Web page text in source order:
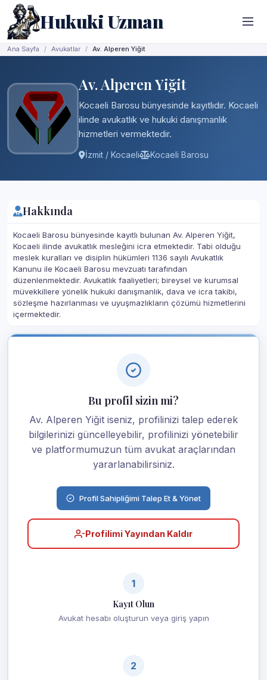
Hukuki Uzman
Ana Sayfa Avukatlar Av. Alperen Yiğit
Av. Alperen Yiğit
Kocaeli Barosu bünyesinde kayıtlıdır. Kocaeli
ilinde avukatlık ve hukuki danışmanlık
hizmetleri vermektedir.
İzmit / Kocaeli Kocaeli Barosu
Hakkında
Kocaeli Barosu bünyesinde kayıtlı bulunan Av. Alperen Yiğit,
Kocaeli ilinde avukatlık mesleğini icra etmektedir. Tabi olduğu
meslek kuralları ve disiplin hükümleri 1136 sayılı Avukatlık
Kanunu ile Kocaeli Barosu mevzuatı tarafından
düzenlenmektedir. Avukatlık faaliyetleri; bireysel ve kurumsal
müvekkillere yönelik hukuki danışmanlık, dava ve icra takibi,
sözleşme hazırlanması ve uyuşmazlıkların çözümü hizmetlerini
içermektedir.
Bu profil sizin mi?
Av. Alperen Yiğit iseniz, profilinizi talep ederek
bilgilerinizi güncelleyebilir, profilinizi yönetebilir
ve platformumuzun tüm avukat araçlarından
yararlanabilirsiniz.
Profil Sahipliğimi Talep Et & Yönet
Profilimi Yayından Kaldır
1
Kayıt Olun
Avukat hesabı oluşturun veya giriş yapın
2